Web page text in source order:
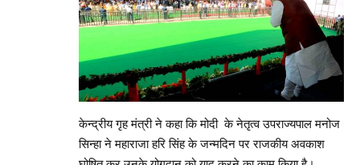
केन्द्रीय गृह मंत्री ने कहा कि मोदी के नेतृत्व उपराज्यपाल मनोज
सिन्हा ने महाराजा हरि सिंह के जन्मदिन पर राजकीय अवकाश